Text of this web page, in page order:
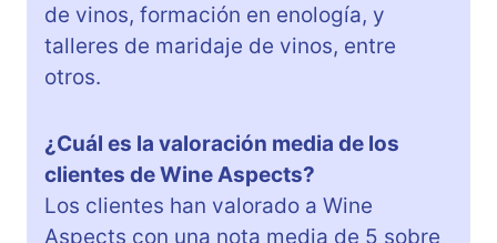
de vinos, formación en enología, y
talleres de maridaje de vinos, entre
otros.
¿Cuál es la valoración media de los
clientes de Wine Aspects?
Los clientes han valorado a Wine
Aspects con una nota media de 5 sobre